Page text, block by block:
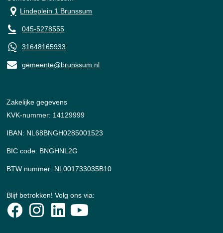
Lindeplein 1 Brunssum
045-5278555
31648165933
gemeente@brunssum.nl
Zakelijke gegevens
KVK-nummer: 14129999
IBAN: NL68BNGH0285001523
BIC code: BNGHNL2G
BTW nummer: NL001733035B10
Blijf betrokken! Volg ons via: